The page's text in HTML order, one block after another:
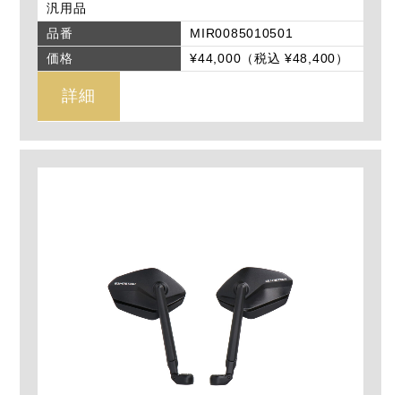
汎用品
品番
MIR0085010501
価格
¥44,000（税込 ¥48,400）
詳細